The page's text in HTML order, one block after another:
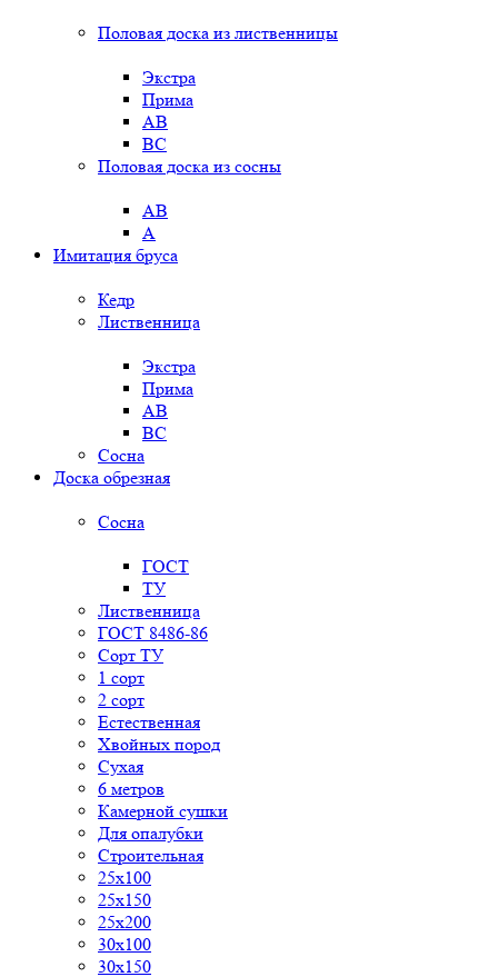
Половая доска из лиственницы
Экстра
Прима
AB
BC
Половая доска из сосны
AB
A
Имитация бруса
Кедр
Лиственница
Экстра
Прима
AB
BC
Сосна
Доска обрезная
Сосна
ГОСТ
ТУ
Лиственница
ГОСТ 8486-86
Сорт ТУ
1 сорт
2 сорт
Естественная
Хвойных пород
Сухая
6 метров
Камерной сушки
Для опалубки
Строительная
25x100
25x150
25x200
30x100
30x150